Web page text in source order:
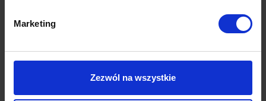
Marketing
Zezwól na wszystkie